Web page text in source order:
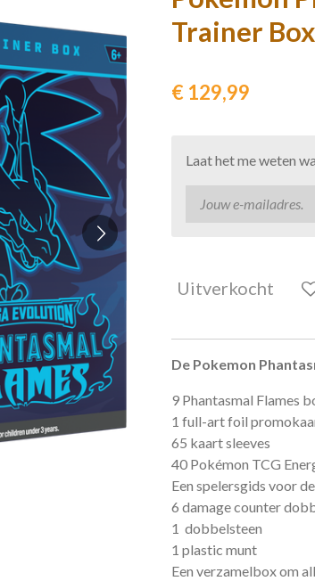
Trainer Box
€ 129,99
Laat het me weten
Uitverkocht
De Pokemon
9 Phantasmal Flames
1 full-art foil
65 kaart sleeves
40 Pokémon TCG
Een spelersgids voor
6 damage counter
1 dobbelsteen
1 plastic munt
Een verzamelbox om